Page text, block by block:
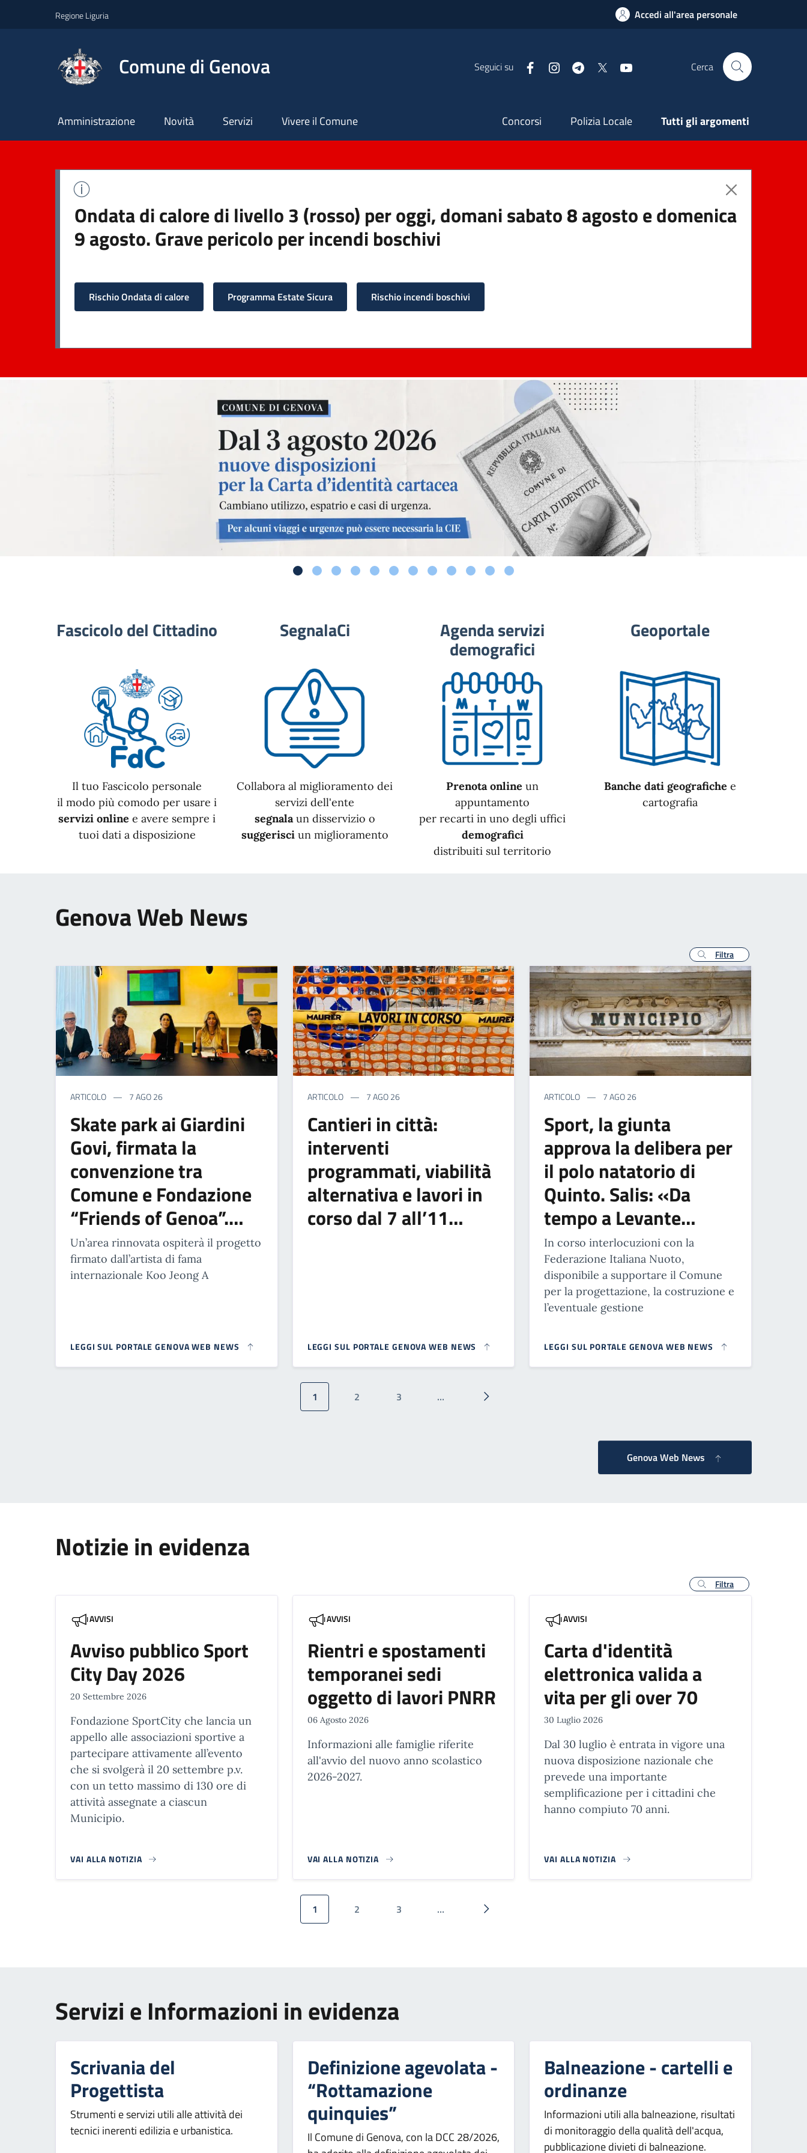
Regione Liguria Accedi all'area personale
Comune di Genova Seguici su FacebookInstagramTelegram Cerca
Principale
Amministrazione Novità Servizi Vivere il Comune Secondaria
Concorsi Polizia Locale Tutti gli argomenti
Ondata di calore di livello 3 (rosso) per oggi, domani sabato 8 agosto e domenica
9 agosto. Grave pericolo per incendi boschivi
Rischio Ondata di calore Programma Estate Sicura Rischio incendi boschivi
Fascicolo del Cittadino
Il tuo Fascicolo personale
il modo più comodo per usare i
servizi online e avere sempre i
tuoi dati a disposizione
SegnalaCi
Collabora al miglioramento dei
servizi dell'ente
segnalaun disservizio o
suggerisciun miglioramento
Agenda servizi
demografici
Prenota online un
appuntamento
per recarti in uno degli uffici
demografici
distribuiti sul territorio
Geoportale
Banche dati geografiche e
cartografia
Genova Web News
Filtra
ARTICOLO 7 AGO 26
Skate park ai Giardini
Govi, firmata la
convenzione tra
Comune e Fondazione
“Friends of Genoa”.…
Un’area rinnovata ospiterà il progetto
firmato dall’artista di fama
internazionale Koo Jeong A
LEGGI SUL PORTALE GENOVA WEB NEWS
ARTICOLO 7 AGO 26
Cantieri in città:
interventi
programmati, viabilità
alternativa e lavori in
corso dal 7 all’11…
LEGGI SUL PORTALE GENOVA WEB NEWS
ARTICOLO 7 AGO 26
Sport, la giunta
approva la delibera per
il polo natatorio di
Quinto. Salis: «Da
tempo a Levante…
In corso interlocuzioni con la
Federazione Italiana Nuoto,
disponibile a supportare il Comune
per la progettazione, la costruzione e
l’eventuale gestione
LEGGI SUL PORTALE GENOVA WEB NEWS
Pagina attuale
1 Pagina
2 Pagina
3 … Pagina successiva
Genova Web News
Notizie in evidenza
Filtra
AVVISI
Avviso pubblico Sport
City Day 2026
20 Settembre 2026
Fondazione SportCity che lancia un
appello alle associazioni sportive a
partecipare attivamente all’evento
che si svolgerà il 20 settembre p.v.
con un tetto massimo di 130 ore di
attività assegnate a ciascun
Municipio.
VAI ALLA NOTIZIA
AVVISI
Rientri e spostamenti
temporanei sedi
oggetto di lavori PNRR
06 Agosto 2026
Informazioni alle famiglie riferite
all'avvio del nuovo anno scolastico
2026-2027.
VAI ALLA NOTIZIA
AVVISI
Carta d'identità
elettronica valida a
vita per gli over 70
30 Luglio 2026
Dal 30 luglio è entrata in vigore una
nuova disposizione nazionale che
prevede una importante
semplificazione per i cittadini che
hanno compiuto 70 anni.
VAI ALLA NOTIZIA
Pagina attuale
1 Pagina
2 Pagina
3 … Pagina successiva
Servizi e Informazioni in evidenza
Scrivania del
Progettista
Strumenti e servizi utili alle attività dei
tecnici inerenti edilizia e urbanistica.
Definizione agevolata -
“Rottamazione
quinquies”
Il Comune di Genova, con la DCC 28/2026,
Balneazione - cartelli e
ordinanze
Informazioni utili alla balneazione, risultati
di monitoraggio della qualità dell'acqua,
pubblicazione divieti di balneazione.